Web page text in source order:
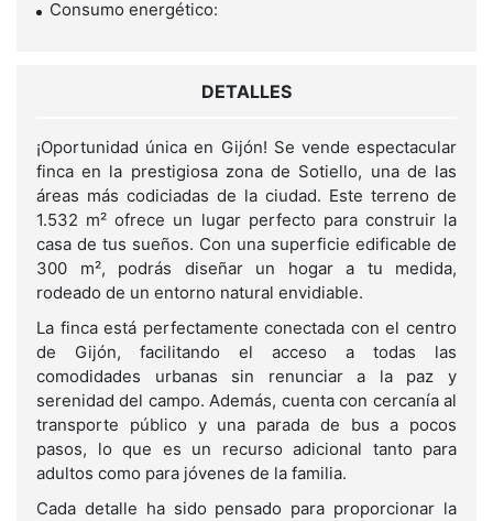
Consumo energético:
DETALLES
¡Oportunidad única en Gijón! Se vende espectacular
finca en la prestigiosa zona de Sotiello, una de las
áreas más codiciadas de la ciudad. Este terreno de
1.532 m² ofrece un lugar perfecto para construir la
casa de tus sueños. Con una superficie edificable de
300 m², podrás diseñar un hogar a tu medida,
rodeado de un entorno natural envidiable.
La finca está perfectamente conectada con el centro
de Gijón, facilitando el acceso a todas las
comodidades urbanas sin renunciar a la paz y
serenidad del campo. Además, cuenta con cercanía al
transporte público y una parada de bus a pocos
pasos, lo que es un recurso adicional tanto para
adultos como para jóvenes de la familia.
Cada detalle ha sido pensado para proporcionar la